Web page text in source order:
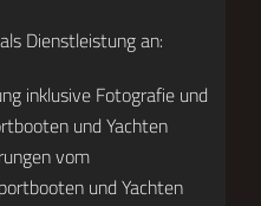
Dienstleistung an:
inklusive Fotografie und
und Yachten
vom
und Yachten